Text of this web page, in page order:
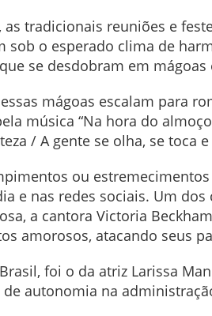
tradicionais reuniões e
sob o esperado clima de
se desdobram em
mágoas escalam para
música “Na hora do
/ A gente se olha, se toca
ou
e nas redes sociais. Um
a cantora Victoria
amorosos, atacando seus
foi o da atriz Larissa
autonomia na